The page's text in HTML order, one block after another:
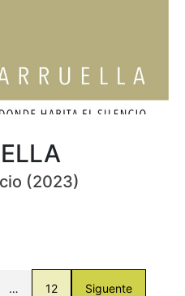
(2023)
… 12 Siguente